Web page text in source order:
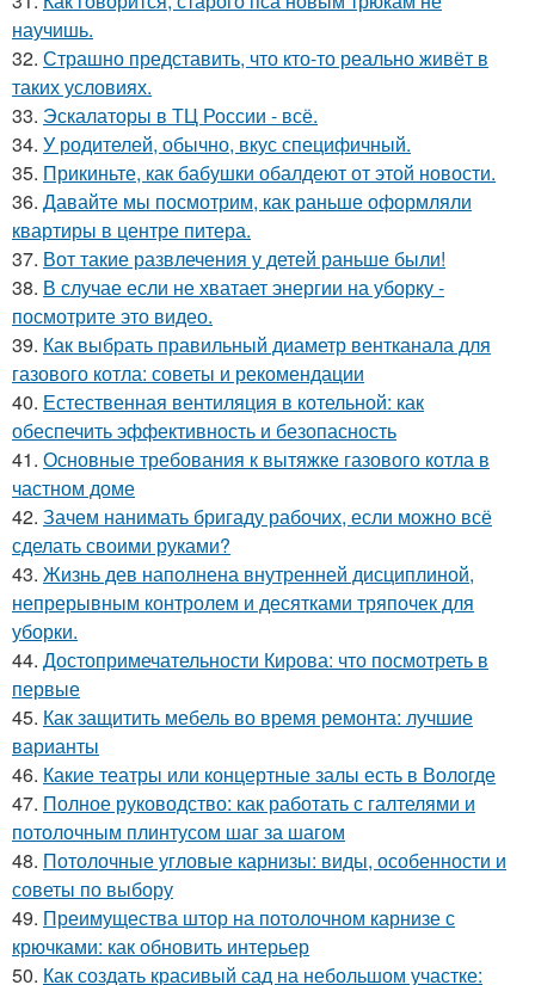
научишь.
32. Страшно представить, что кто-то реально живёт в
таких условиях.
33. Эскалаторы в ТЦ России - всё.
34. У родителей, обычно, вкус специфичный.
35. Прикиньте, как бабушки обалдеют от этой новости.
36. Давайте мы посмотрим, как раньше оформляли
квартиры в центре питера.
37. Вот такие развлечения у детей раньше были!
38. В случае если не хватает энергии на уборку -
посмотрите это видео.
39. Как выбрать правильный диаметр вентканала для
газового котла: советы и рекомендации
40. Естественная вентиляция в котельной: как
обеспечить эффективность и безопасность
41. Основные требования к вытяжке газового котла в
частном доме
42. Зачем нанимать бригаду рабочих, если можно всё
сделать своими руками?
43. Жизнь дев наполнена внутренней дисциплиной,
непрерывным контролем и десятками тряпочек для
уборки.
44. Достопримечательности Кирова: что посмотреть в
первые
45. Как защитить мебель во время ремонта: лучшие
варианты
46. Какие театры или концертные залы есть в Вологде
47. Полное руководство: как работать с галтелями и
потолочным плинтусом шаг за шагом
48. Потолочные угловые карнизы: виды, особенности и
советы по выбору
49. Преимущества штор на потолочном карнизе с
крючками: как обновить интерьер
50. Как создать красивый сад на небольшом участке: